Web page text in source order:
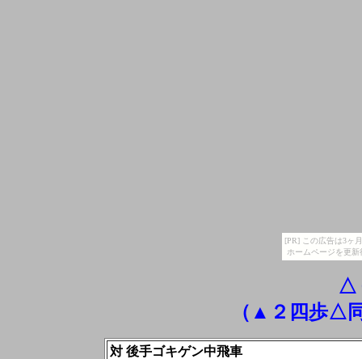
[PR] この広告は3ヶ
ホームページを更
△
（▲２四歩△
対 後手ゴキゲン中飛車